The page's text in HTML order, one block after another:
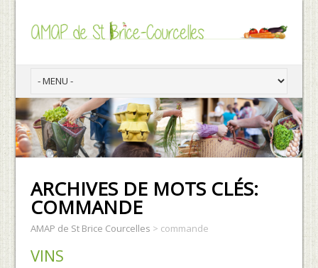
ARCHIVES DE MOTS CLÉS:
COMMANDE
AMAP de St Brice Courcelles > commande
VINS